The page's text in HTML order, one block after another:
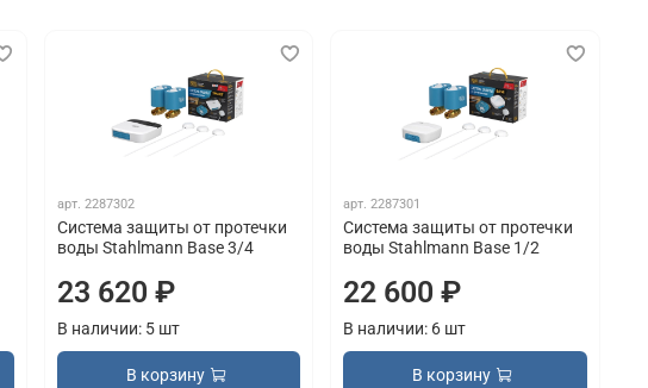
арт. 2287302
Система защиты от протечки
воды Stahlmann Base 3/4
23 620 ₽
В наличии: 5 шт
В корзину
арт.2287301
Система защиты от протечки
воды Stahlmann Base 1/2
22 600 ₽
В наличии: 6 шт
В корзину